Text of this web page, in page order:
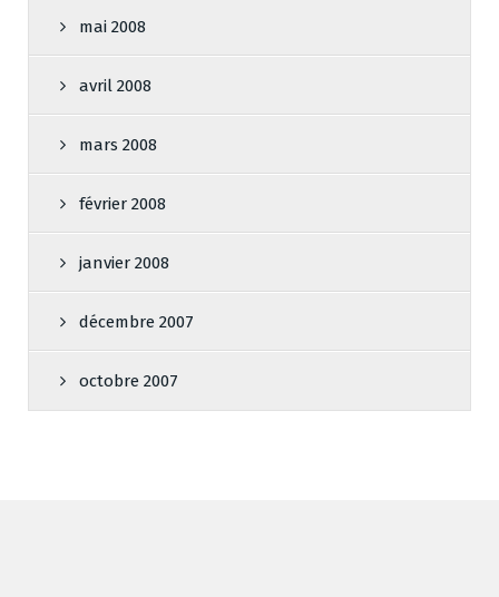
mai 2008
avril 2008
mars 2008
février 2008
janvier 2008
décembre 2007
octobre 2007